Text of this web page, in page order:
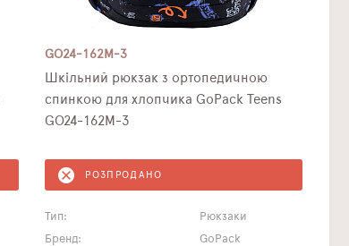
GO24-162M-3
Шкільний рюкзак з ортопедичною
спинкою для хлопчика GoPack Teens
GO24-162M-3
РОЗПРОДАНО
Тип:
Рюкзаки
Бренд:
GoPack